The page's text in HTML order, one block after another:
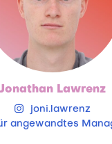
Jonathan Lawrenz
joni.lawrenz
angewandtes
Einzel, Mixed
16. Platz Doppel
14. Platz Mixed